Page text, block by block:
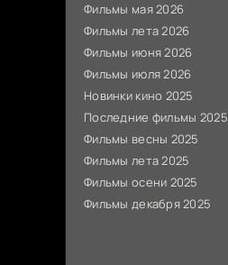
Фильмы мая 2026
Фильмы лета 2026
Фильмы июня 2026
Фильмы июля 2026
Новинки кино 2025
Последние фильмы 2025
Фильмы весны 2025
Фильмы лета 2025
Фильмы осени 2025
Фильмы декабря 2025